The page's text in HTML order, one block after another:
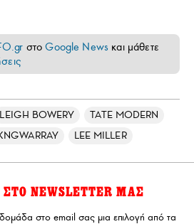
στοGoogle News και μάθετε
LEIGH BOWERY
TATE MODERN
LEE MILLER
NEWSLETTER ΜΑΣ
στο email σας μια επιλογή από τα